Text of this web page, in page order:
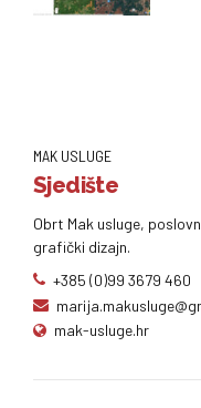
MAK USLUGE
Sjedište
Obrt Mak usluge,
grafički dizajn.
+385 (0)99 3679 460
mak-usluge.hr